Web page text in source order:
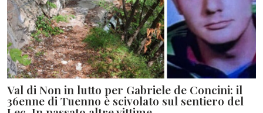
Val di Non in lutto per Gabriele de Concini: il
36enne di Tuenno è scivolato sul sentiero del